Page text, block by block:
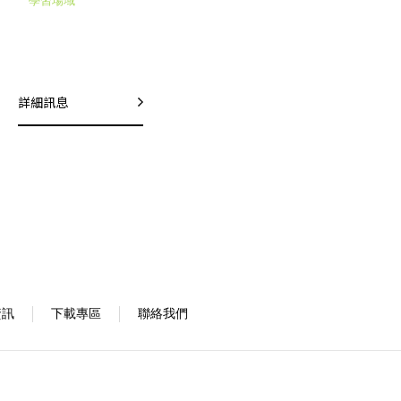
詳細訊息
下載專區 聯絡我們